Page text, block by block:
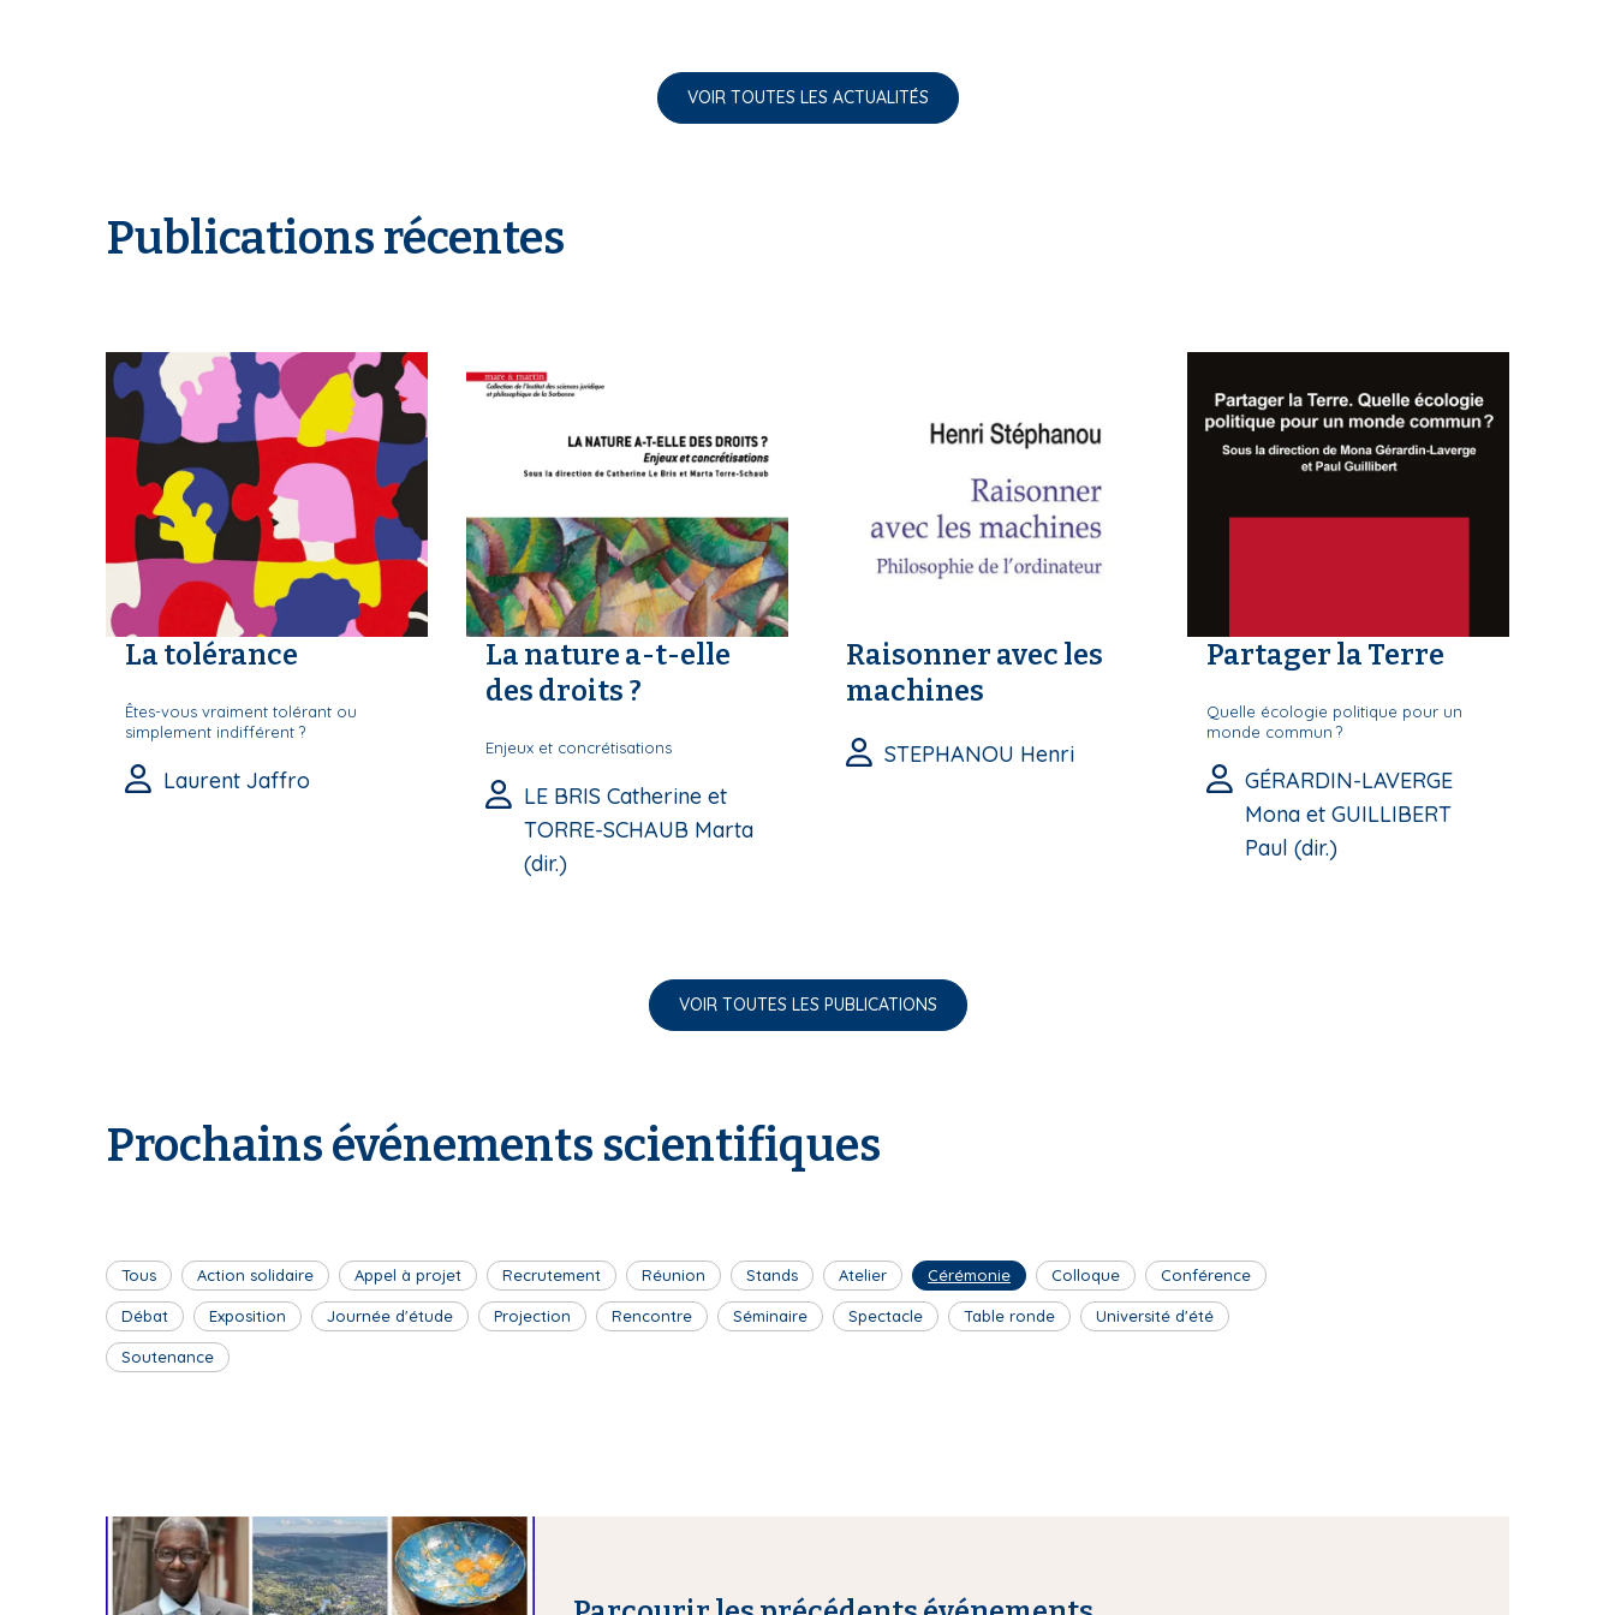
VOIR TOUTES LES ACTUALITÉS
Publications récentes
La tolérance
Êtes-vous vraiment tolérant ou
simplement indifférent ?
Laurent Jaffro
La nature a-t-elle
des droits ?
Enjeux et concrétisations
LE BRIS Catherine et
TORRE-SCHAUB Marta
(dir.)
Raisonner avec les
machines
STEPHANOU Henri
Partager la Terre
Quelle écologie politique pour un
monde commun ?
GÉRARDIN-LAVERGE
Mona et GUILLIBERT
Paul (dir.)
VOIR TOUTES LES PUBLICATIONS
Prochains événements scientifiques
Tous Action solidaire Appel à projet Recrutement Réunion Stands Atelier Cérémonie Colloque Conférence
Débat Exposition Journée d'étude Projection Rencontre Séminaire Spectacle Table ronde Université d'été
Soutenance